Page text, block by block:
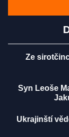
Ze
Syn Leoše
Ukrajinští